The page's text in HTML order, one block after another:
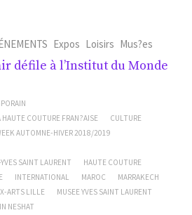
Expos Loisirs Mus?es
défile à l’Institut du Monde
HAUTE COUTURE FRAN?AISE
CULTURE
AUTOMNE-HIVER 2018/2019
SAINT LAURENT
HAUTE COUTURE
INTERNATIONAL MAROC
MARRAKECH
ARTS LILLE
MUSEE YVES SAINT LAURENT
NESHAT